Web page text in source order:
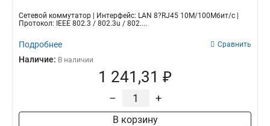
Сетевой коммутатор | Интерфейс: LAN 8?RJ45 10M/100Мбит/с |
Протокол: IEEE 802.3 / 802.3u / 802....
Подробнее Сравнить
Наличие: В наличии
1 241,31 ₽
– +
В корзину